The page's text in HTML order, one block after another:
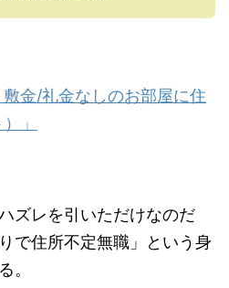
金/礼金なしのお部屋に住
」
ズレを引いただけなのだ
で住所不定無職」という身
。